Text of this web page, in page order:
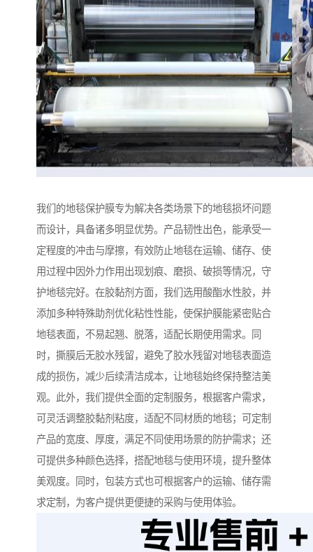
我们的地毯保护膜专为解决各类场景下的地毯损坏问题
而设计，具备诸多明显优势。产品韧性出色，能承受一
定程度的冲击与摩擦，有效防止地毯在运输、储存、使
用过程中因外力作用出现划痕、磨损、破损等情况，守
护地毯完好。在胶黏剂方面，我们选用酸酯水性胶，并
添加多种特殊助剂优化粘性性能，使保护膜能紧密贴合
地毯表面，不易起翘、脱落，适配长期使用需求。同
时，撕膜后无胶水残留，避免了胶水残留对地毯表面造
成的损伤，减少后续清洁成本，让地毯始终保持整洁美
观。此外，我们提供全面的定制服务，根据客户需求，
可灵活调整胶黏剂粘度，适配不同材质的地毯；可定制
产品的宽度、厚度，满足不同使用场景的防护需求；还
可提供多种颜色选择，搭配地毯与使用环境，提升整体
美观度。同时，包装方式也可根据客户的运输、储存需
求定制，为客户提供更便捷的采购与使用体验。